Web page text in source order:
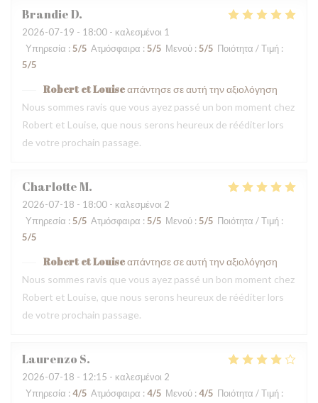
BrandieD
2026-07-19 - 18:00 - καλεσμένοι 1
Υπηρεσία : 5/5 Ατμόσφαιρα : 5/5 Μενού : 5/5 Ποιότητα / Τιμή :
5/5
Robert et Louiseαπάντησε σε αυτή την αξιολόγηση
Nous sommes ravis que vous ayez passé un bon moment chez
Robert et Louise, que nous serons heureux de rééditer lors
de votre prochain passage.
CharlotteM
2026-07-18 - 18:00 - καλεσμένοι 2
Υπηρεσία : 5/5 Ατμόσφαιρα : 5/5 Μενού : 5/5 Ποιότητα / Τιμή :
5/5
Robert et Louiseαπάντησε σε αυτή την αξιολόγηση
Nous sommes ravis que vous ayez passé un bon moment chez
Robert et Louise, que nous serons heureux de rééditer lors
de votre prochain passage.
Laurenzo S
2026-07-18 - 12:15 - καλεσμένοι 2
Υπηρεσία : 4/5 Ατμόσφαιρα : 4/5 Μενού : 4/5 Ποιότητα / Τιμή :